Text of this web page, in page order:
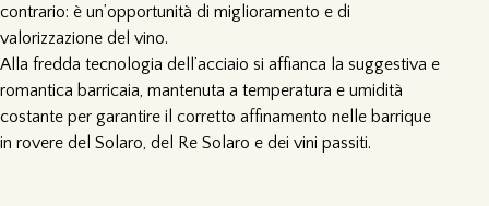
contrario: è un’opportunità di miglioramento e di
valorizzazione del vino.
Alla fredda tecnologia dell’acciaio si affianca la suggestiva e
romantica barricaia, mantenuta a temperatura e umidità
costante per garantire il corretto affinamento nelle barrique
in rovere del Solaro, del Re Solaro e dei vini passiti.